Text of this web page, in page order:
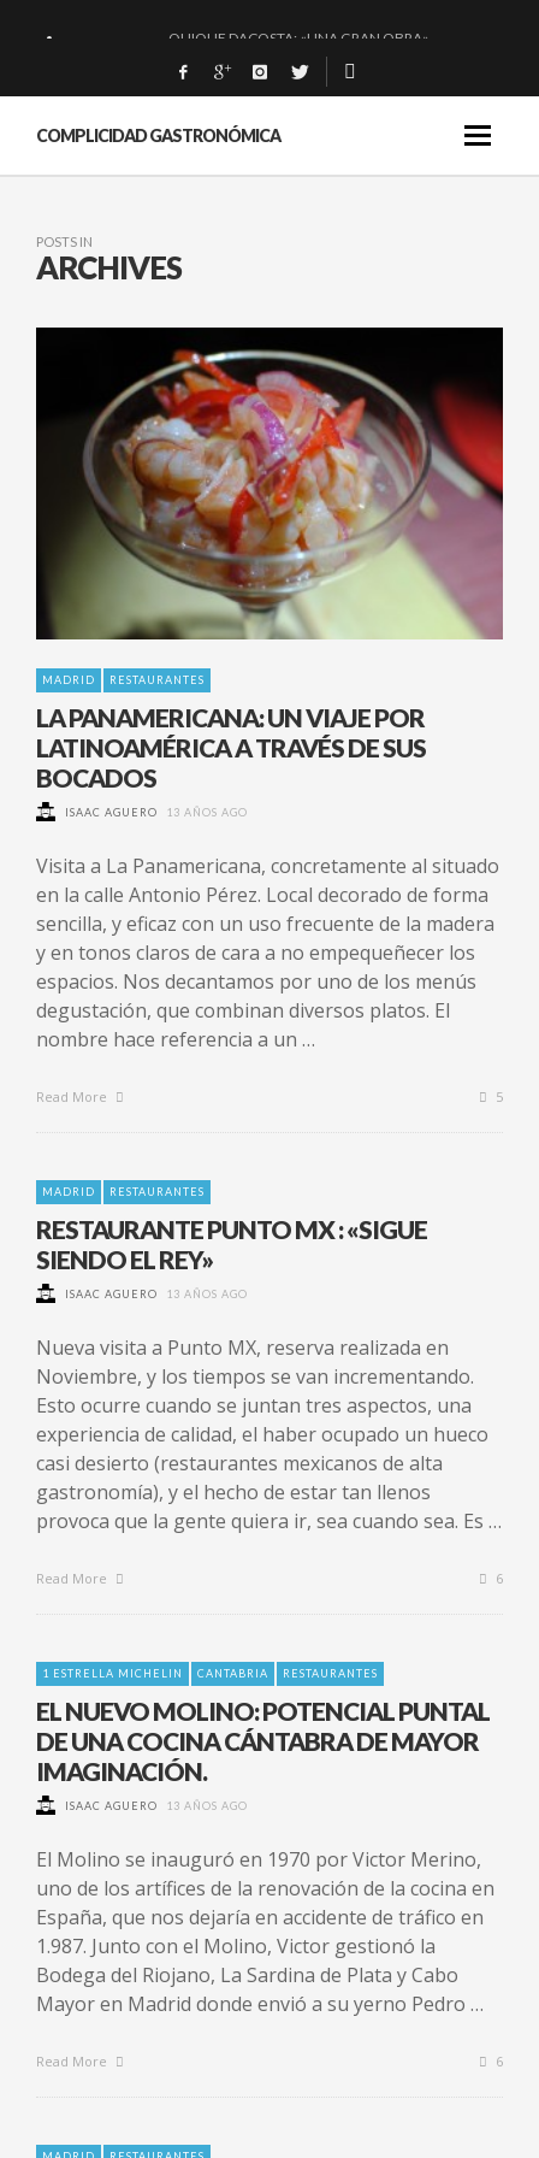
QUIQUE DACOSTA: «UNA GRAN OBRA»
EL BARUCO DE ANERO: MUCHO MÁS QUE UN BAR.
MONTIA: ESENCIAL Y BRILLANTE.
COMPLICIDAD GASTRONÓMICA
POSTS IN
ARCHIVES
MADRID RESTAURANTES
LA PANAMERICANA: UN VIAJE POR
LATINOAMÉRICA A TRAVÉS DE SUS
BOCADOS
ISAAC AGUERO 13 AÑOS AGO
Visita a La Panamericana, concretamente al situado
en la calle Antonio Pérez. Local decorado de forma
sencilla, y eficaz con un uso frecuente de la madera
y en tonos claros de cara a no empequeñecer los
espacios. Nos decantamos por uno de los menús
degustación, que combinan diversos platos. El
nombre hace referencia a un …
Read More 5
MADRID RESTAURANTES
RESTAURANTE PUNTO MX : «SIGUE
SIENDO EL REY»
ISAAC AGUERO 13 AÑOS AGO
Nueva visita a Punto MX, reserva realizada en
Noviembre, y los tiempos se van incrementando.
Esto ocurre cuando se juntan tres aspectos, una
experiencia de calidad, el haber ocupado un hueco
casi desierto (restaurantes mexicanos de alta
gastronomía), y el hecho de estar tan llenos
provoca que la gente quiera ir, sea cuando sea. Es …
Read More 6
1 ESTRELLA MICHELIN CANTABRIA RESTAURANTES
EL NUEVO MOLINO: POTENCIAL PUNTAL
DE UNA COCINA CÁNTABRA DE MAYOR
IMAGINACIÓN.
ISAAC AGUERO 13 AÑOS AGO
El Molino se inauguró en 1970 por Victor Merino,
uno de los artífices de la renovación de la cocina en
España, que nos dejaría en accidente de tráfico en
1.987. Junto con el Molino, Victor gestionó la
Bodega del Riojano, La Sardina de Plata y Cabo
Mayor en Madrid donde envió a su yerno Pedro …
Read More 6